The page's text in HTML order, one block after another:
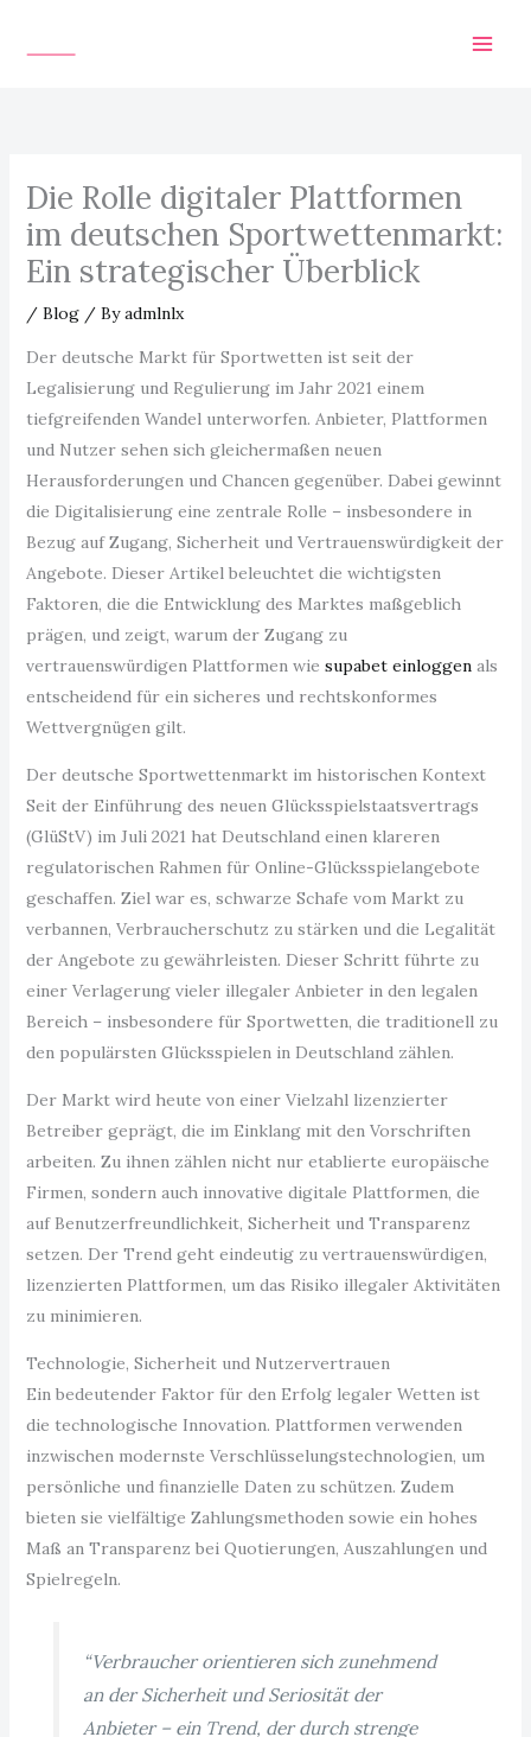
Die Rolle digitaler Plattformen
im deutschen Sportwettenmarkt:
Ein strategischer Überblick
/ Blog/ Byadmlnlx
Der deutsche Markt für Sportwetten ist seit der
Legalisierung und Regulierung im Jahr 2021 einem
tiefgreifenden Wandel unterworfen. Anbieter, Plattformen
und Nutzer sehen sich gleichermaßen neuen
Herausforderungen und Chancen gegenüber. Dabei gewinnt
die Digitalisierung eine zentrale Rolle – insbesondere in
Bezug auf Zugang, Sicherheit und Vertrauenswürdigkeit der
Angebote. Dieser Artikel beleuchtet die wichtigsten
Faktoren, die die Entwicklung des Marktes maßgeblich
prägen, und zeigt, warum der Zugang zu
vertrauenswürdigen Plattformen wie supabet einloggenals
entscheidend für ein sicheres und rechtskonformes
Wettvergnügen gilt.
Der deutsche Sportwettenmarkt im historischen Kontext
Seit der Einführung des neuen Glücksspielstaatsvertrags
(GlüStV) im Juli 2021 hat Deutschland einen klareren
regulatorischen Rahmen für Online-Glücksspielangebote
geschaffen. Ziel war es, schwarze Schafe vom Markt zu
verbannen, Verbraucherschutz zu stärken und die Legalität
der Angebote zu gewährleisten. Dieser Schritt führte zu
einer Verlagerung vieler illegaler Anbieter in den legalen
Bereich – insbesondere für Sportwetten, die traditionell zu
den populärsten Glücksspielen in Deutschland zählen.
Der Markt wird heute von einer Vielzahl lizenzierter
Betreiber geprägt, die im Einklang mit den Vorschriften
arbeiten. Zu ihnen zählen nicht nur etablierte europäische
Firmen, sondern auch innovative digitale Plattformen, die
auf Benutzerfreundlichkeit, Sicherheit und Transparenz
setzen. Der Trend geht eindeutig zu vertrauenswürdigen,
lizenzierten Plattformen, um das Risiko illegaler Aktivitäten
zu minimieren.
Technologie, Sicherheit und Nutzervertrauen
Ein bedeutender Faktor für den Erfolg legaler Wetten ist
die technologische Innovation. Plattformen verwenden
inzwischen modernste Verschlüsselungstechnologien, um
persönliche und finanzielle Daten zu schützen. Zudem
bieten sie vielfältige Zahlungsmethoden sowie ein hohes
Maß an Transparenz bei Quotierungen, Auszahlungen und
Spielregeln.
“Verbraucher orientieren sich zunehmend
an der Sicherheit und Seriosität der
Anbieter – ein Trend, der durch strenge